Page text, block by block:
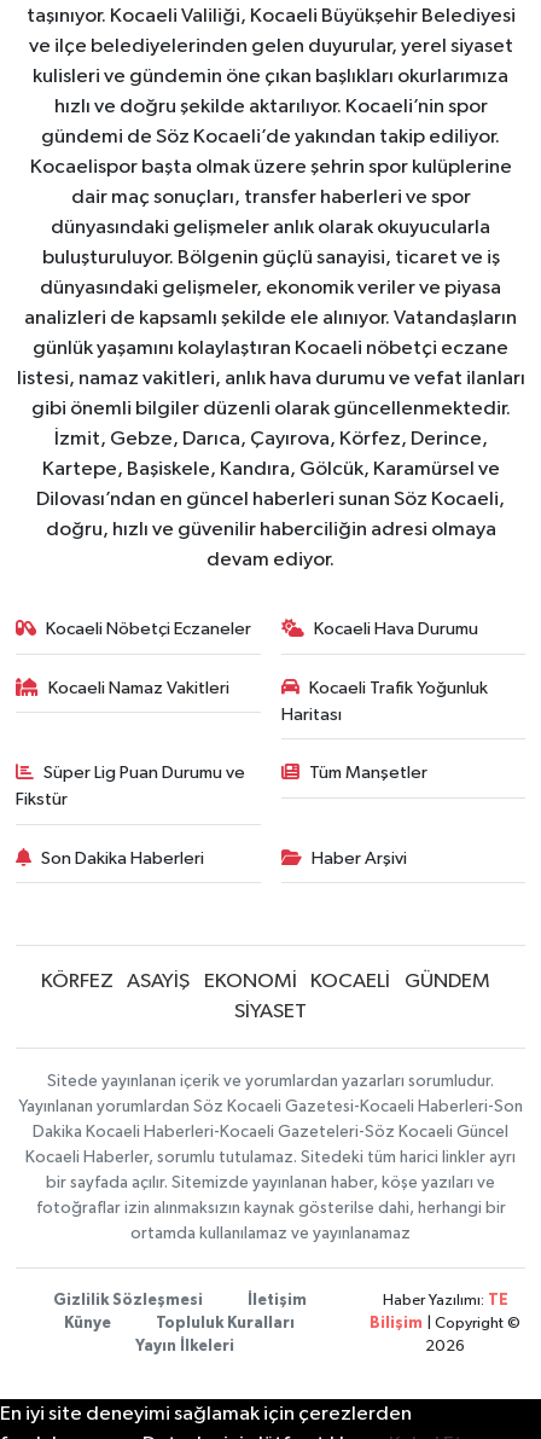
taşınıyor. Kocaeli Valiliği, Kocaeli Büyükşehir Belediyesi
ve ilçe belediyelerinden gelen duyurular, yerel siyaset
kulisleri ve gündemin öne çıkan başlıkları okurlarımıza
hızlı ve doğru şekilde aktarılıyor. Kocaeli’nin spor
gündemi de Söz Kocaeli’de yakından takip ediliyor.
Kocaelispor başta olmak üzere şehrin spor kulüplerine
dair maç sonuçları, transfer haberleri ve spor
dünyasındaki gelişmeler anlık olarak okuyucularla
buluşturuluyor. Bölgenin güçlü sanayisi, ticaret ve iş
dünyasındaki gelişmeler, ekonomik veriler ve piyasa
analizleri de kapsamlı şekilde ele alınıyor. Vatandaşların
günlük yaşamını kolaylaştıran Kocaeli nöbetçi eczane
listesi, namaz vakitleri, anlık hava durumu ve vefat ilanları
gibi önemli bilgiler düzenli olarak güncellenmektedir.
İzmit, Gebze, Darıca, Çayırova, Körfez, Derince,
Kartepe, Başiskele, Kandıra, Gölcük, Karamürsel ve
Dilovası’ndan en güncel haberleri sunan Söz Kocaeli,
doğru, hızlı ve güvenilir haberciliğin adresi olmaya
devam ediyor.
Kocaeli Nöbetçi Eczaneler Kocaeli Hava Durumu
Kocaeli Namaz Vakitleri
Kocaeli Trafik Yoğunluk
Haritası
Süper Lig Puan Durumu ve
Fikstür
Tüm Manşetler
Son Dakika Haberleri Haber Arşivi
KÖRFEZ ASAYİŞ EKONOMİ KOCAELİ
GÜNDEM
SİYASET
Sitede yayınlanan içerik ve yorumlardan yazarları sorumludur.
Yayınlanan yorumlardan Söz Kocaeli Gazetesi-Kocaeli Haberleri-Son
Dakika Kocaeli Haberleri-Kocaeli Gazeteleri-Söz Kocaeli Güncel
Kocaeli Haberler, sorumlu tutulamaz. Sitedeki tüm harici linkler ayrı
bir sayfada açılır. Sitemizde yayınlanan haber, köşe yazıları ve
fotoğraflar izin alınmaksızın kaynak gösterilse dahi, herhangi bir
ortamda kullanılamaz ve yayınlanamaz
Gizlilik Sözleşmesi
İletişim
Künye
Topluluk Kuralları
Yayın İlkeleri
Haber Yazılımı: TE
Bilişim | Copyright ©
2026
En iyi site deneyimi sağlamak için çerezlerden